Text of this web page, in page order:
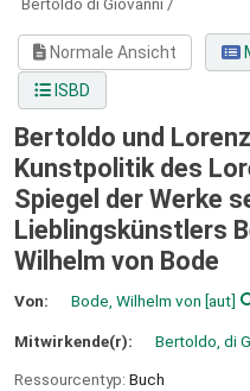
Normale Ansicht
ISBD
Bertoldo und
Kunstpolitik des
Spiegel der Werke
Lieblingskünstlers
Wilhelm von Bode
Von: Bode, Wilhelm von [aut]
Mitwirkende(r): Bertoldo, di
Ressourcentyp: Buch